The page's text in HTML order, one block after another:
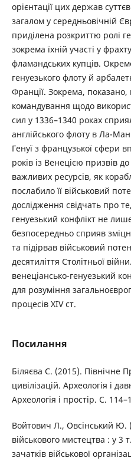
орієнтації цих держав
загалом у середньовічній
приділена розкриттю ролі
зокрема їхній участі у
фламандських купців.
генуезького флоту й
Франції. Зокрема, показано,
командування щодо
сил у 1336–1340 роках
англійського флоту в Ла-
Генуї з французької сфери
років із Венецією призвів
важливих ресурсів, як
послабило її військовий
дослідження свідчать про
генуезький конфлікт не
безпосередньо сприяв
та підірвав військовий
десятиліття Столітньої
венеціансько-генуезький
для розуміння
процесів XIV ст.
Посилання
Біляєва С. (2015). Північне
цивілізацій. Археологія і
Археологія і простір. С.
Войтович Л., Овсінський Ю.
військового мистецтва : у 3
зачатків військової